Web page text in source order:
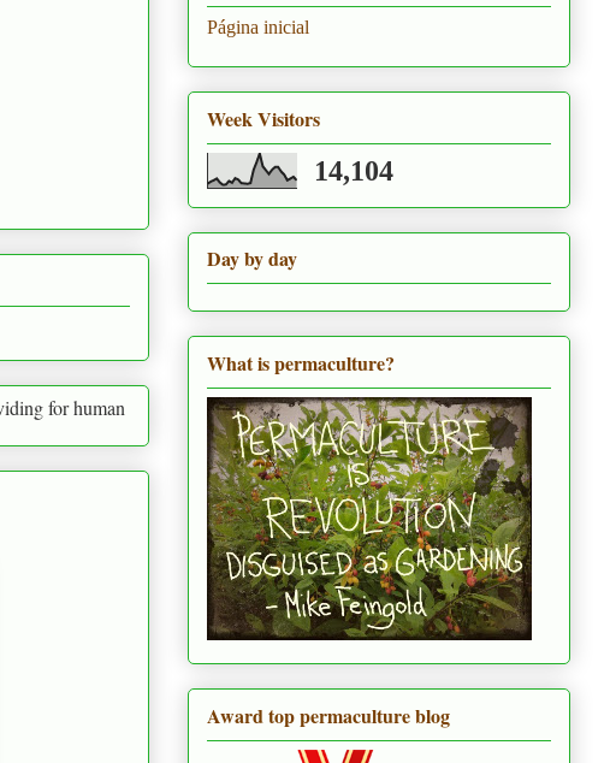
needs and the needs of everything around us
Página inicial
Week Visitors
14,104
Day by day
What is permaculture?
Award top permaculture blog